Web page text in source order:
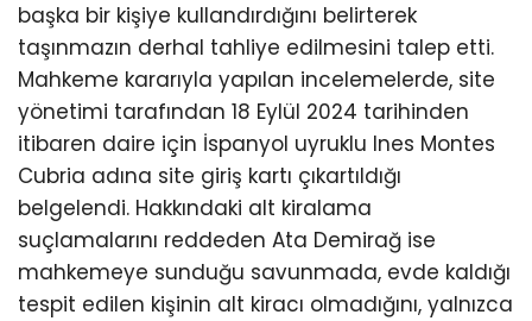
başka bir kişiye kullandırdığını belirterek
taşınmazın derhal tahliye edilmesini talep etti.
Mahkeme kararıyla yapılan incelemelerde, site
yönetimi tarafından 18 Eylül 2024 tarihinden
itibaren daire için İspanyol uyruklu Ines Montes
Cubria adına site giriş kartı çıkartıldığı
belgelendi. Hakkındaki alt kiralama
suçlamalarını reddeden Ata Demirağ ise
mahkemeye sunduğu savunmada, evde kaldığı
tespit edilen kişinin alt kiracı olmadığını, yalnızca